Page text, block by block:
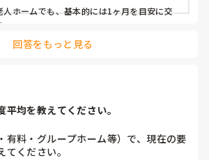
人ホームでも、基本的には1ヶ月を目安に交
ペースにお任せしています。
つつ交換間隔を少し長めにするなど、個別
軟に対応しています。
気になりますね。参考になれば幸いです。
回答をもっと見る
均を教えてください。
有料・グループホーム等）で、現在の要
ください。